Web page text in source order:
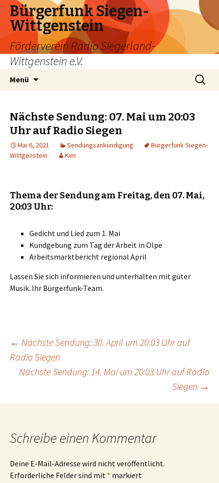
Bürgerfunk Siegen-
Wittgenstein
Förderverein Radio Siegerland-
Wittgenstein e.V.
Menü
Suche
nach:
Nächste Sendung: 07. Mai um 20:03
Uhr auf Radio Siegen
Mai 6, 2021 Sendungsankündigung
Bürgerfunk Siegen-
Wittgenstein
Kim
Thema der Sendung am Freitag, den 07. Mai,
20:03 Uhr:
Gedicht und Lied zum 1. Mai
Kundgebung zum Tag der Arbeit in Olpe
Arbeitsmarktbericht regional April
Lassen Sie sich informieren und unterhalten mit guter
Musik. Ihr Bürgerfunk-Team.
Beitrags-
Navigation
← Nächste Sendung: 30. April um 20:03 Uhr auf
Radio Siegen
Nächste Sendung: 14. Mai um 20:03 Uhr auf Radio
Siegen →
Schreibe einen Kommentar
Deine E-Mail-Adresse wird nicht veröffentlicht.
Erforderliche Felder sind mit * markiert